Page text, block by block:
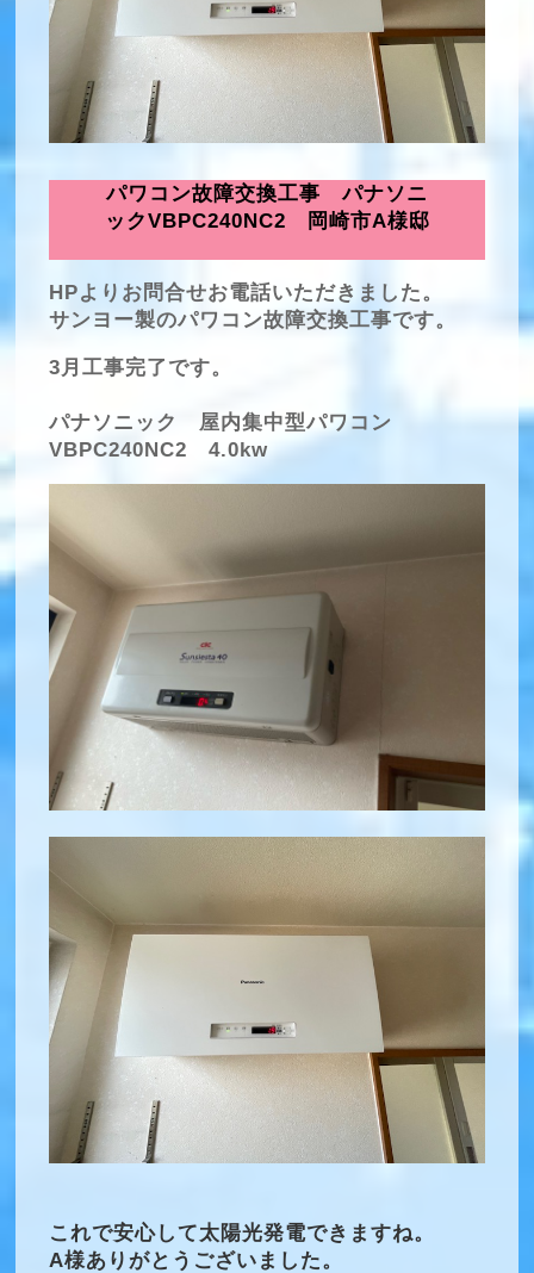
パワコン故障交換工事 パナソニ
ックVBPC240NC2 岡崎市A様邸
HPよりお問合せお電話いただきました。
サンヨー製のパワコン故障交換工事です。
3月工事完了です。
パナソニック 屋内集中型パワコン
VBPC240NC2 4.0kw
これで安心して太陽光発電できますね。
A様ありがとうございました。